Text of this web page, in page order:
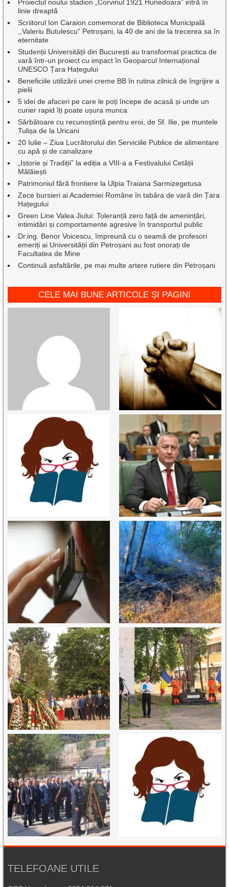
Proiectul noului stadion „Corvinul 1921 Hunedoara” intră în
linie dreaptă
Scriitorul Ion Caraion comemorat de Biblioteca Municipală
,,Valeriu Butulescu” Petroșani, la 40 de ani de la trecerea sa în
eternitate
Studenții Universității din București au transformat practica de
vară într-un proiect cu impact în Geoparcul Internațional
UNESCO Țara Hațegului
Beneficiile utilizării unei creme BB în rutina zilnică de îngrijire a
pielii
5 idei de afaceri pe care le poți începe de acasă și unde un
curier rapid îți poate ușura munca
Sărbătoare cu recunoștință pentru eroi, de Sf. Ilie, pe muntele
Tulișa de la Uricani
20 Iulie – Ziua Lucrătorului din Serviciile Publice de alimentare
cu apă și de canalizare
„Istorie și Tradiții” la ediția a VIII-a a Festivalului Cetății
Mălăiești
Patrimoniul fără frontiere la Ulpia Traiana Sarmizegetusa
Zece bursieri ai Academiei Române în tabăra de vară din Țara
Hațegului
Green Line Valea Jiului: Toleranță zero față de amenințări,
intimidări și comportamente agresive în transportul public
Dr.ing. Benor Voicescu, împreună cu o seamă de profesori
emeriți ai Universității din Petroșani au fost onorați de
Facultatea de Mine
Continuă asfaltările, pe mai multe artere rutiere din Petroșani
CELE MAI BUNE ARTICOLE ȘI PAGINI
TELEFOANE UTILE